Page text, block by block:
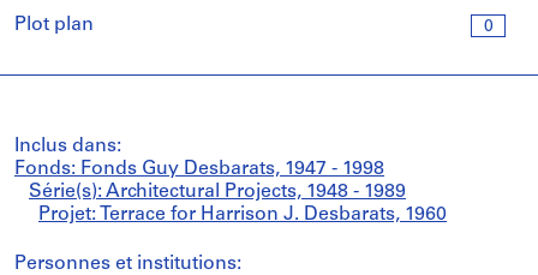
0
Plot plan
Inclus dans:
Fonds: Fonds Guy Desbarats, 1947 - 1998
Série(s): Architectural Projects, 1948 - 1989
Projet: Terrace for Harrison J. Desbarats, 1960
Personnes et institutions: